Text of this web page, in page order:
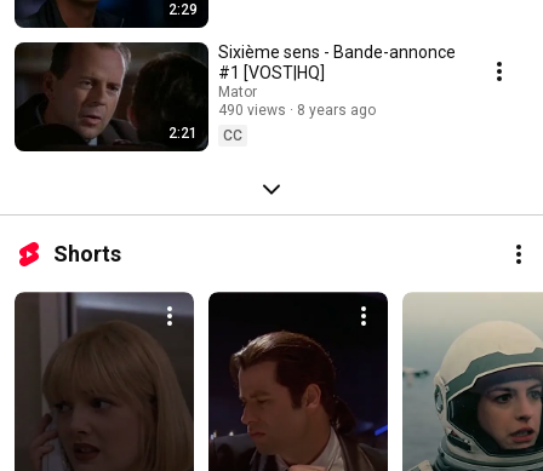
2:29
2:21
Sixième sens - Bande-annonce
#1 [VOST|HQ]
Mator
490 views
8 years ago
CC
Shorts